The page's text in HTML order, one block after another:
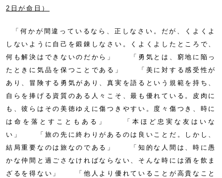
2日が命日）
「何かが間違っているなら、正しなさい。だが、くよくよ
しないように自己を鍛錬しなさい。くよくよしたところで、
何も解決はできないのだから」 「勇気とは、窮地に陥っ
たときに気品を保つことである」 「美に対する感受性が
あり、冒険する勇気があり、真実を語るという規範を持ち、
自らを捧げる資質のある人々こそ、最も優れている。皮肉に
も、彼らはその美徳ゆえに傷つきやすい。度々傷つき、時に
は命を落とすこともある」 「本ほど忠実な友はいな
い」 「旅の先に終わりがあるのは良いことだ。しかし、
結局重要なのは旅なのである」 「知的な人間は、時に愚
かな仲間と過ごさなければならない、そんな時には酒を飲ま
ざるを得ない」 「他人より優れていることが高貴なこと